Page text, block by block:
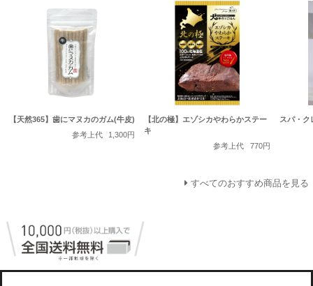
【天然365】歯にマヌカのガム(牛皮)
参考上代
1,300円
【北の極】エゾシカやわらかステー
キ
参考上代
770円
スパ・ク
すべてのおすすめ商品を見る